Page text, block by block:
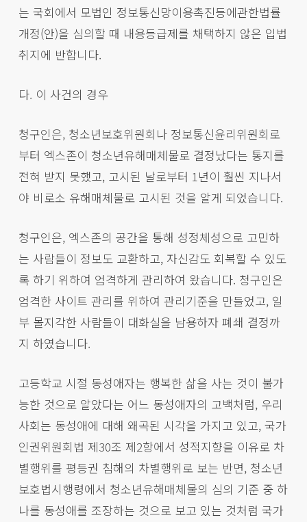
는 국회에서 모법인 정보통신망이용촉진등에관한법률
개정(안)을 심의할 때 내용등급제를 채택하지 않은 입법
취지에 반합니다.
다. 이 사건의 경우
청구인은, 청소년보호위원회나 정보통신윤리위원회로
부터 엑스존이 청소년유해매체물로 결정났다는 통지를
전혀 받지 못했고, 고시된 날로부터 1년이 훨씬 지나서
야 비로소 유해매체물로 고시된 것을 알게 되었습니다.
청구인은, 엑스존의 공간을 통해 성정체성으로 고민하
는 사람들이 정보도 교환하고, 자신감도 회복할 수 있도
록 하기 위하여 엄격하게 관리하여 왔습니다. 청구인은
엄격한 사이트 관리를 위하여 관리기준을 만들었고, 일
부 몰지각한 사람들이 대화실을 남용하자 폐쇄 결정까
지 하였습니다.
고등학교 시절 동성애자는 행복한 삶을 사는 것이 불가
능한 것으로 알았다는 어느 동성애자의 고백처럼, 우리
사회는 동성애에 대해 왜곡된 시각을 가지고 있고, 국가
인권위원회법 제30조 제2항에서 성적지향을 이유로 차
별행위를 평등권 침해의 차별행위로 보는 반면, 청소년
보호법시행령에서 청소년유해매체물의 심의 기준 중 하
나를 동성애를 조장하는 것으로 보고 있는 것처럼 국가